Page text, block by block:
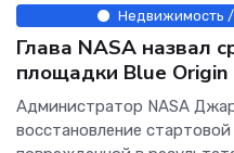
Недвижимость /
Глава NASA назвал
площадки Blue
Интернет
Администратор NASA
восстановление